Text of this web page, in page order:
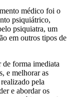
médico foi o
psiquiátrico,
psiquiatra, um
em outros tipos de
de forma imediata
e melhorar as
pela
e abordar os